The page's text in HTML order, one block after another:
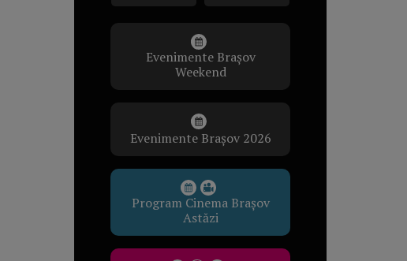
Evenimente Brașov
Weekend
Evenimente Brașov 2026
Program Cinema Brașov
Astăzi